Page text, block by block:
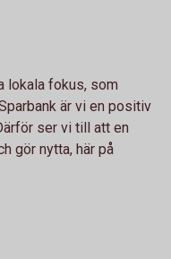
lokala fokus, som
är vi en positiv
ser vi till att en
gör nytta, här på